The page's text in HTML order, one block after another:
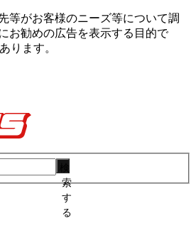
等がお客様のニーズ等について調
お勧めの広告を表⽰する⽬的で
ります。
索
す
る